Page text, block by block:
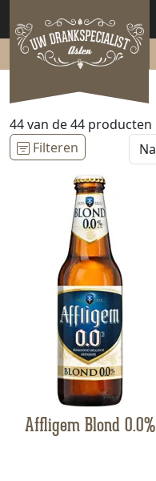
44van de44 producten
Filteren
Affligem Blond 0.0%